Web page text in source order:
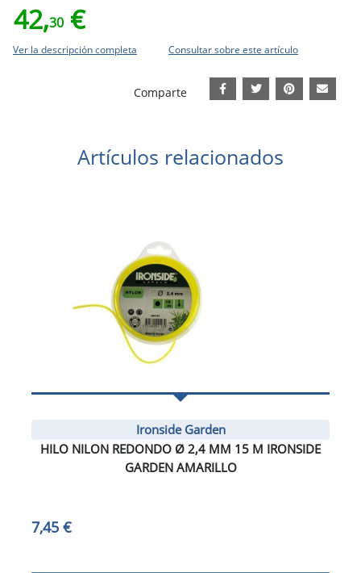
42,30 €
Ver la descripción completa Consultar sobre este artículo
Comparte
Artículos relacionados
Ironside Garden
HILO NILON REDONDO Ø 2,4 MM 15 M IRONSIDE
GARDEN AMARILLO
7,45 €